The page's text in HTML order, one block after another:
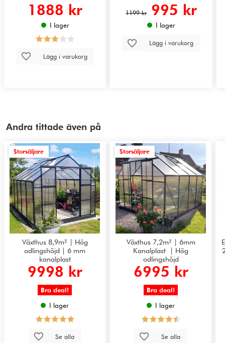
1888 kr
I lager
Lägg i varukorg
1199 kr 995 kr
I lager
Lägg i varukorg
Andra tittade även på
Storsäljare
Växthus 8,9m² | Hög
odlingshöjd | 6 mm
kanalplast
9998 kr
Bra deal!
I lager
Se alla
Storsäljare
Växthus 7,2m² | 6mm
Kanalplast | Hög
odlingshöjd
6995 kr
Bra deal!
I lager
Se alla